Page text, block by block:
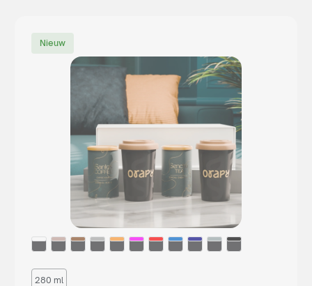
Nieuw
280 ml